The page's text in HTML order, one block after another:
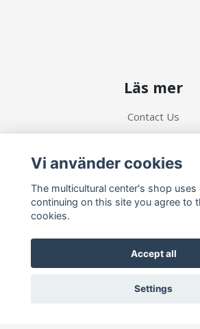
Läs mer
Contact Us
Terms and
Social Media
Prenumerera på vårt
Vi använder cookies
The multicultural center's shop uses
continuing on this site you agree to
cookies.
Accept all
Settings